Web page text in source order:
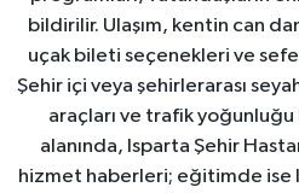
bildirilir. Ulaşım, kentin can
uçak bileti seçenekleri ve
Şehir içi veya şehirlerarası
araçları ve trafik yoğunluğu
alanında, Isparta Şehir
hizmet haberleri; eğitimde ise